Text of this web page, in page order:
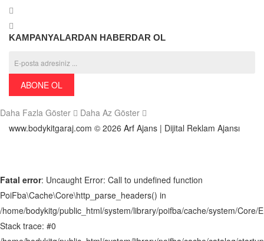
KAMPANYALARDAN HABERDAR OL
ABONE OL
Daha Fazla Göster
Daha Az Göster
www.bodykitgaraj.com © 2026 Arf Ajans | Dijital Reklam Ajansı
Fatal error: Uncaught Error: Call to undefined function
PoiFba\Cache\Core\http_parse_headers() in
/home/bodykitg/public_html/system/library/poifba/cache/system/Core/
Stack trace: #0